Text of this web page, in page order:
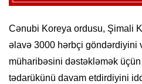
Cənubi Koreya ordusu, Şimali
əlavə 3000 hərbçi göndərdiyini
müharibəsini dəstəkləmək
tədarükünü davam etdirdiyini